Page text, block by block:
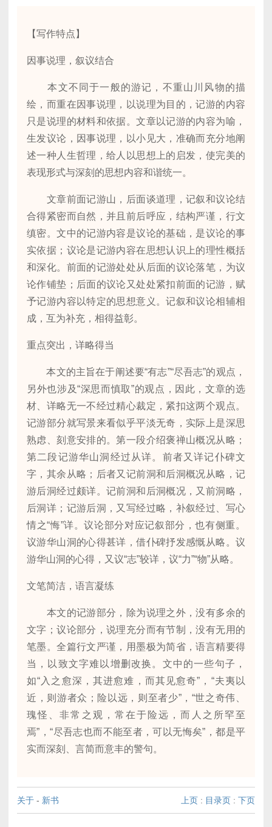
【写作特点】
因事说理，叙议结合
本文不同于一般的游记，不重山川风物的描
绘，而重在因事说理，以说理为目的，记游的内容
只是说理的材料和依据。文章以记游的内容为喻，
生发议论，因事说理，以小见大，准确而充分地阐
述一种人生哲理，给人以思想上的启发，使完美的
表现形式与深刻的思想内容和谐统一。
文章前面记游山，后面谈道理，记叙和议论结
合得紧密而自然，并且前后呼应，结构严谨，行文
缜密。文中的记游内容是议论的基础，是议论的事
实依据；议论是记游内容在思想认识上的理性概括
和深化。前面的记游处处从后面的议论落笔，为议
论作铺垫；后面的议论又处处紧扣前面的记游，赋
予记游内容以特定的思想意义。记叙和议论相辅相
成，互为补充，相得益彰。
重点突出，详略得当
本文的主旨在于阐述要“有志”“尽吾志”的观点，
另外也涉及“深思而慎取”的观点，因此，文章的选
材、详略无一不经过精心裁定，紧扣这两个观点。
记游部分就写景来看似乎平淡无奇，实际上是深思
熟虑、刻意安排的。第一段介绍褒禅山概况从略；
第二段记游华山洞经过从详。前者又详记仆碑文
字，其余从略；后者又记前洞和后洞概况从略，记
游后洞经过颇详。记前洞和后洞概况，又前洞略，
后洞详；记游后洞，又写经过略，补叙经过、写心
情之“悔”详。议论部分对应记叙部分，也有侧重。
议游华山洞的心得甚详，借仆碑抒发感慨从略。议
游华山洞的心得，又议“志”较详，议“力”“物”从略。
文笔简洁，语言凝练
本文的记游部分，除为说理之外，没有多余的
文字；议论部分，说理充分而有节制，没有无用的
笔墨。全篇行文严谨，用墨极为简省，语言精要得
当，以致文字难以增删改换。文中的一些句子，
如“入之愈深，其进愈难，而其见愈奇”，“夫夷以
近，则游者众；险以远，则至者少”，“世之奇伟、
瑰怪、非常之观，常在于险远，而人之所罕至
焉”，“尽吾志也而不能至者，可以无悔矣”，都是平
实而深刻、言简而意丰的警句。
关于 - 新书 上页 : 目录页 : 下页